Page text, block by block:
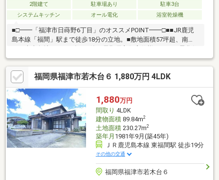
2階建て 駐車場あり
駐車3台
システムキッチン
オール電化 浴室乾燥機
■□━━「福津市日蒔野6丁目」のオススメPOINT━━□■■JR鹿児
島本線「福間」駅まで徒歩18分の立地。■敷地面積57坪超、南
宅。■太陽光発電システム(4.1kw・HEMS付き)が搭載されていま
す。■浴室は肩湯付きのLIXIL「スパージュ」採用。
■Panasonic「アラウーノ(お掃除機能付き)」採用。■LDKは約17.0
帖。1階は防犯合わせガラス仕様。■1階水廻りは便利なタッチレ
ス水栓。■玄関ドアは電気錠を採用。■1階ホールに大容量のWIC
有。■周辺環境・イオンモール福津 徒歩5分(約380m)
福岡県福津市若木台６ 1,880万円 4LDK
1,880万円
間取り 4LDK
建物面積89.84m2
土地面積230.27m2
築年月 1981年9月(築45年)
ＪＲ鹿児島本線 東福間駅 徒歩19分
その他の交通
福岡県福津市若木台６